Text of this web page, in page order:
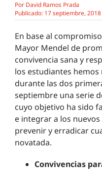
Por David Ramos Prada
Publicado: 17 septiembre, 2018
En base al
Mayor Mendel de
convivencia sana y
los estudiantes hemos
durante las dos
septiembre una serie
cuyo objetivo ha sido
e integrar a los
prevenir y erradicar
novatada.
Convivencias